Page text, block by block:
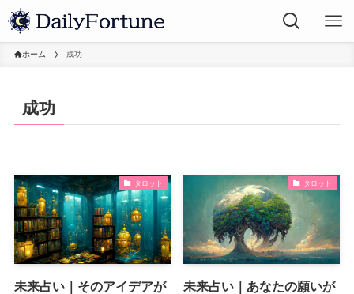
ホーム 成功
成功
タロット
未来占い｜そのアイデアが
タロット
未来占い｜あなたの願いが